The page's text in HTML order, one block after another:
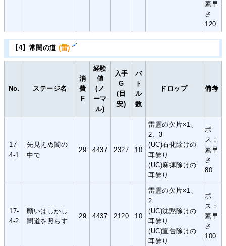
素早
さ
120
【4】常闇の道(雷)
No. ステージ名
消
費
F
経験
値
(ノ
ーマ
ル)
入手
G
(目
安)
バ
ト
ル
数
ドロップ 備考
17-
4-1
先見えぬ闇の
中で
29 4437 2327 10
雷霊の欠片×1、
2、3
(UC)石化除けの
耳飾り
(UC)麻痺除けの
耳飾り
ボ
ス：
素早
さ
80
17-
4-2
願いはしかし
闇道を照らす
29 4437 2120 10
雷霊の欠片×1、
2
(UC)沈黙除けの
耳飾り
(UC)宣告除けの
耳飾り
ボ
ス：
素早
さ
100